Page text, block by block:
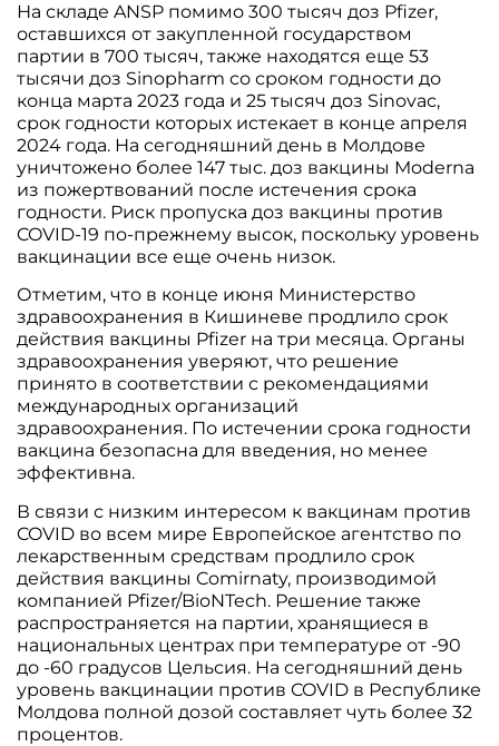
На складе ANSP помимо 300 тысяч доз Pfizer,
оставшихся от закупленной государством
партии в 700 тысяч, также находятся еще 53
тысячи доз Sinopharm со сроком годности до
конца марта 2023 года и 25 тысяч доз Sinovac,
срок годности которых истекает в конце апреля
2024 года. На сегодняшний день в Молдове
уничтожено более 147 тыс. доз вакцины Moderna
из пожертвований после истечения срока
годности. Риск пропуска доз вакцины против
COVID-19 по-прежнему высок, поскольку уровень
вакцинации все еще очень низок.
Отметим, что в конце июня Министерство
здравоохранения в Кишиневе продлило срок
действия вакцины Pfizer на три месяца. Органы
здравоохранения уверяют, что решение
принято в соответствии с рекомендациями
международных организаций
здравоохранения. По истечении срока годности
вакцина безопасна для введения, но менее
эффективна.
В связи с низким интересом к вакцинам против
COVID во всем мире Европейское агентство по
лекарственным средствам продлило срок
действия вакцины Comirnaty, производимой
компанией Pfizer/BioNTech. Решение также
распространяется на партии, хранящиеся в
национальных центрах при температуре от -90
до -60 градусов Цельсия. На сегодняшний день
уровень вакцинации против COVID в Республике
Молдова полной дозой составляет чуть более 32
процентов.